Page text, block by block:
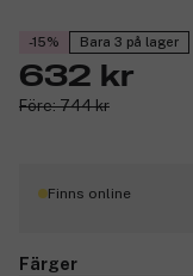
-15% Bara 3 på lager
632 kr
Före: 744 kr
Finns online
Färger